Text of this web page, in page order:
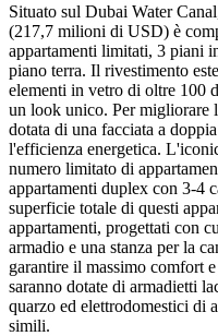
Situato sul Dubai Water
(217,7 milioni di USD) è
appartamenti limitati, 3 piani
piano terra. Il rivestimento
elementi in vetro di oltre 100
un look unico. Per migliorare
dotata di una facciata a
l'efficienza energetica.
numero limitato di
appartamenti duplex con 3-4
superficie totale di questi
appartamenti, progettati con
armadio e una stanza per la
garantire il massimo comfort
saranno dotate di armadietti
quarzo ed elettrodomestici di
simili.